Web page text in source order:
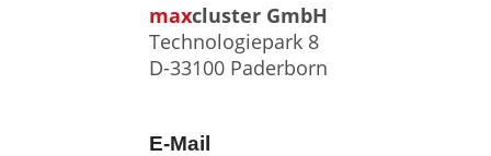
maxcluster GmbH
Technologiepark 8
D-33100 Paderborn
E-Mail